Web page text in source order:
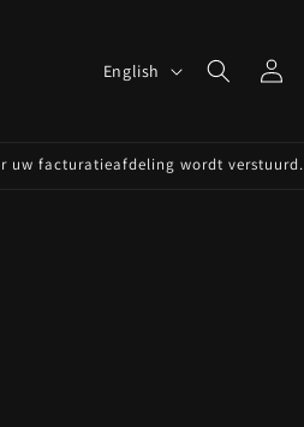
g
English
Log
in
uw facturatieafdeling wordt verstuurd.